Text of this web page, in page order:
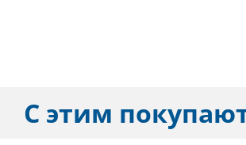
С этим